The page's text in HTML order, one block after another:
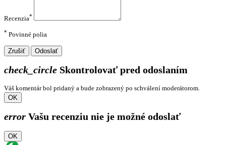
Recenzia*
* Povinné polia
Zrušiť Odoslať
check_circle Skontrolovať pred odoslaním
Váš komentár bol pridaný a bude zobrazený po schválení moderátorom.
OK
error Vašu recenziu nie je možné odoslať
OK